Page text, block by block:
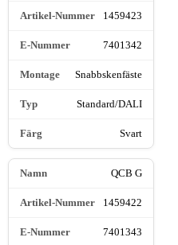
1459423
7401342
Snabbskenfäste
Standard/DALI
Svart
QCB G
1459422
7401343